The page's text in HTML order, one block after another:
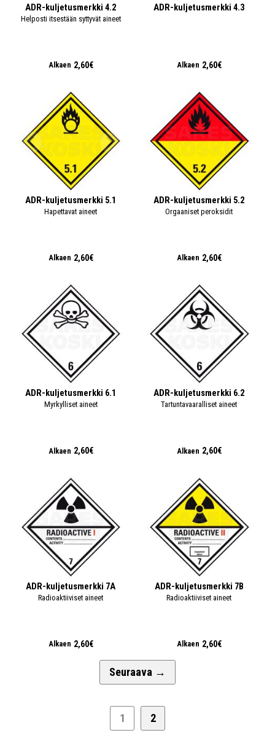
ADR-kuljetusmerkki 4.2
Helposti itsestään syttyvät aineet
Alkaen 2,60€
ADR-kuljetusmerkki 4.3
Alkaen 2,60€
ADR-kuljetusmerkki 5.1
Hapettavat aineet
Alkaen 2,60€
ADR-kuljetusmerkki 5.2
Orgaaniset peroksidit
Alkaen 2,60€
ADR-kuljetusmerkki 6.1
Myrkylliset aineet
Alkaen 2,60€
ADR-kuljetusmerkki 6.2
Tartuntavaaralliset aineet
Alkaen 2,60€
ADR-kuljetusmerkki 7A
Radioaktiiviset aineet
Alkaen 2,60€
ADR-kuljetusmerkki 7B
Radioaktiiviset aineet
Alkaen 2,60€
1 2
Seuraava →